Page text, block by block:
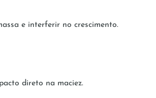
e interferir no crescimento.
direto na maciez.